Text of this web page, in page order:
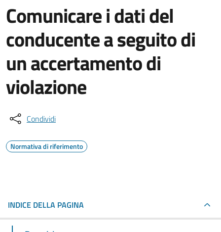
Comunicare i dati del
conducente a seguito di
un accertamento di
violazione
Condividi
Normativa di riferimento
INDICE DELLA PAGINA